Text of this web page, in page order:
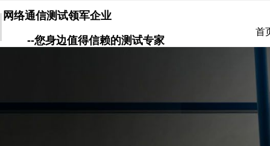
首
网络通信测试领军企业
--您身边值得信赖的测试专家